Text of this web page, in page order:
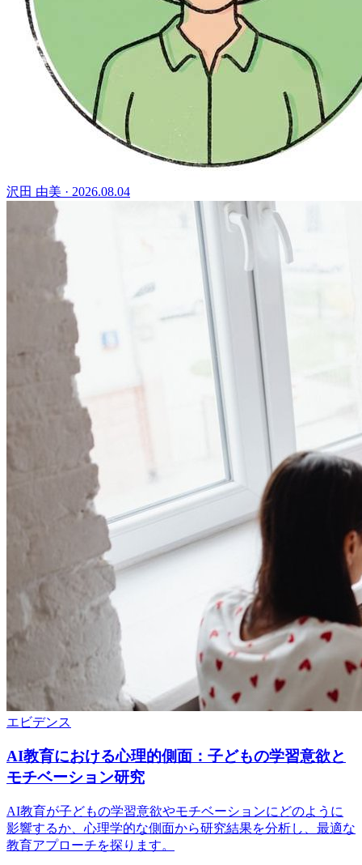
沢田 由美 · 2026.08.04
エビデンス
AI教育における心理的側面：子どもの学習意欲と
モチベーション研究
AI教育が子どもの学習意欲やモチベーションにどのように
影響するか、心理学的な側面から研究結果を分析し、最適な
教育アプローチを探ります。